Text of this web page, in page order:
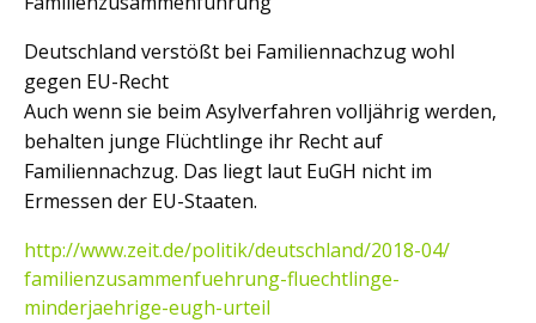
Deutschland verstößt bei Familiennachzug wohl
gegen EU-Recht
Auch wenn sie beim Asylverfahren volljährig werden,
behalten junge Flüchtlinge ihr Recht auf
Familiennachzug. Das liegt laut EuGH nicht im
Ermessen der EU-Staaten.
http://www.zeit.de/politik/deutschland/2018-04/
familienzusammenfuehrung-fluechtlinge-
minderjaehrige-eugh-urteil